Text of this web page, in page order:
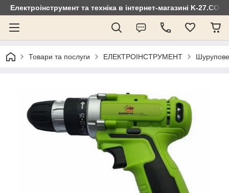
Електроінструмент та техніка в інтернет-магазині K-
Товари та послуги ЕЛЕКТРОІНСТРУМЕНТ